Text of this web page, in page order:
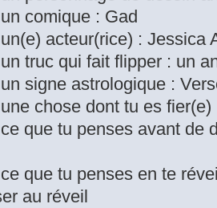
comique : Gad
acteur(rice) : Jessica
truc qui fait flipper : un
signe astrologique :
chose dont tu es fier(e)
que tu penses avant de
que tu penses en te
au réveil